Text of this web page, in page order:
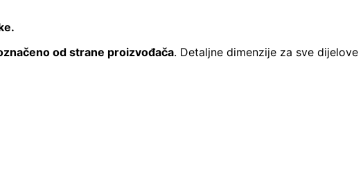
od strane proizvođača. Detaljne dimenzije za sve dijelove